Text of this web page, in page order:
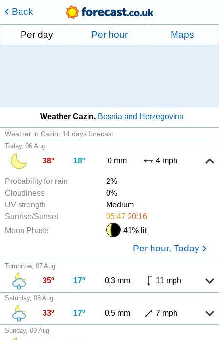
Back
Per day Per hour Maps
Weather Cazin Bosnia and Herzegovina
Weather in Cazin 14 days forecast
Today, 06 Aug
38º 18º 0 mm 4 mph
Probability for rain
2%
Cloudiness
0%
UV strength
Medium
Sunrise/Sunset
05:47 20:16
Moon Phase
41% lit
Per hour, Today
Tomorrow, 07 Aug
35º 17º 0.3 mm 11 mph
Saturday, 08 Aug
33º 17º 0.5 mm 7 mph
Sunday, 09 Aug